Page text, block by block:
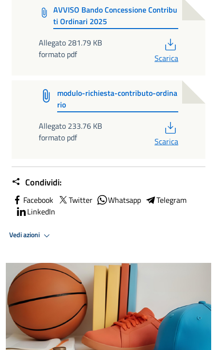
AVVISO Bando Concessione Contribu
ti Ordinari 2025
Allegato 281.79 KB
formato pdf
Scarica
modulo-richiesta-contributo-ordina
rio
Allegato 233.76 KB
formato pdf
Scarica
Condividi:
Facebook Twitter Whatsapp
Telegram
LinkedIn
Vedi azioni